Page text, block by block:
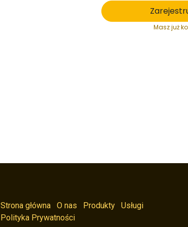
Masz już
Strona główna O nas Produkty
Usługi
Polityka Prywatności